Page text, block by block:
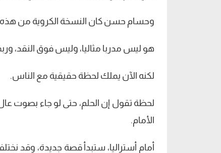
وحسام حسن كان النسخة الكروية من هذه
هو ليس مدربا مثاليا، وليس فوق النقد،
لكنه الآن يملك لحظة حقيقية مع الناس.
لحظة تقول إن الحلم، حتى لو جاء بصوت
الأمام.
أمام أستراليا، ستبدأ قصة جديدة، وقد